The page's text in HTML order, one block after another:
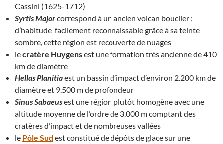
Cassini (1625-1712)
Syrtis Majorcorrespond à un ancien volcan bouclier ;
d’habitude facilement reconnaissable grâce à sa teinte
sombre, cette région est recouverte de nuages
lecratère Huygensest une formation très ancienne de 410
km de diamètre
Hellas Planitiaest un bassin d’impact d’environ 2.200 km de
diamètre et 9.500 m de profondeur
Sinus Sabaeusest une région plutôt homogène avec une
altitude moyenne de l’ordre de 3.000 m comptant des
cratères d’impact et de nombreuses vallées
le Pôle Sud est constitué de dépôts de glace sur une